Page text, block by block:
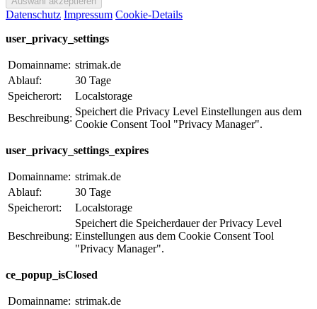
Datenschutz Impressum Cookie-Details
user_privacy_settings
Domainname: strimak.de
Ablauf:
30 Tage
Speicherort:
Localstorage
Beschreibung:
Speichert die Privacy Level Einstellungen aus dem
Cookie Consent Tool "Privacy Manager".
user_privacy_settings_expires
Domainname: strimak.de
Ablauf:
30 Tage
Speicherort:
Localstorage
Beschreibung:
Speichert die Speicherdauer der Privacy Level
Einstellungen aus dem Cookie Consent Tool
"Privacy Manager".
ce_popup_isClosed
Domainname: strimak.de